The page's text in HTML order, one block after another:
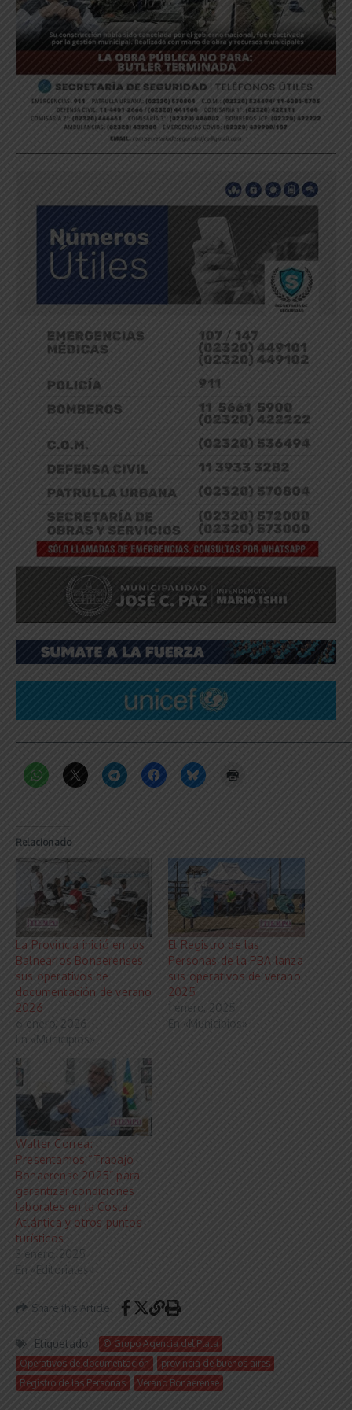
Relacionado
La Provincia inició en los
Balnearios Bonaerenses
sus operativos de
documentación de verano
2026
6 enero, 2026
En «Municipios»
El Registro de las
Personas de la PBA lanza
sus operativos de verano
2025
1 enero, 2025
En «Municipios»
Walter Correa:
Presentamos “Trabajo
Bonaerense 2025” para
garantizar condiciones
laborales en la Costa
Atlántica y otros puntos
turísticos
3 enero, 2025
En «Editoriales»
Share this Article
Etiquetado:
© Grupo Agencia del Plata
Operativos de documentación
provincia de buenos aires
Registro de las Personas
Verano Bonaerense